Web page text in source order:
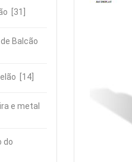
[31]
Balcão
[14]
e metal
do